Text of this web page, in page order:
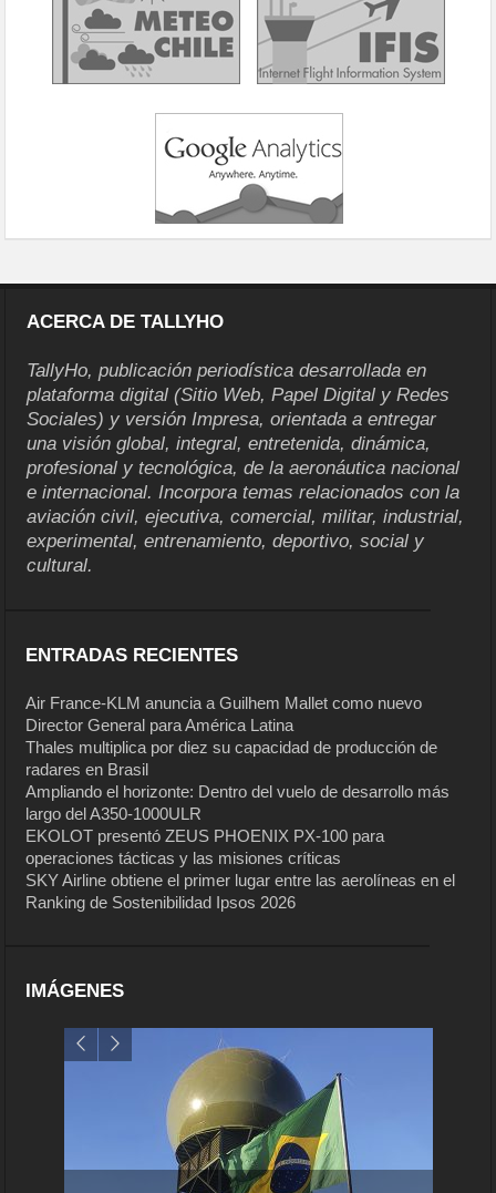
ACERCA DE TALLYHO
TallyHo, publicación periodística desarrollada en
plataforma digital (Sitio Web, Papel Digital y Redes
Sociales) y versión Impresa, orientada a entregar
una visión global, integral, entretenida, dinámica,
profesional y tecnológica, de la aeronáutica nacional
e internacional. Incorpora temas relacionados con la
aviación civil, ejecutiva, comercial, militar, industrial,
experimental, entrenamiento, deportivo, social y
cultural.
ENTRADAS RECIENTES
Air France-KLM anuncia a Guilhem Mallet como nuevo
Director General para América Latina
Thales multiplica por diez su capacidad de producción de
radares en Brasil
Ampliando el horizonte: Dentro del vuelo de desarrollo más
largo del A350-1000ULR
EKOLOT presentó ZEUS PHOENIX PX-100 para
operaciones tácticas y las misiones críticas
SKY Airline obtiene el primer lugar entre las aerolíneas en el
Ranking de Sostenibilidad Ipsos 2026
IMÁGENES